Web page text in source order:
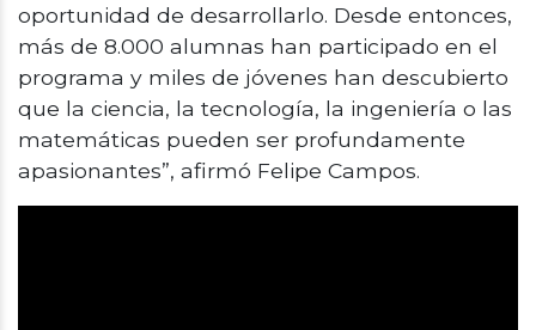
oportunidad de desarrollarlo. Desde entonces,
más de 8.000 alumnas han participado en el
programa y miles de jóvenes han descubierto
que la ciencia, la tecnología, la ingeniería o las
matemáticas pueden ser profundamente
apasionantes”, afirmó Felipe Campos.